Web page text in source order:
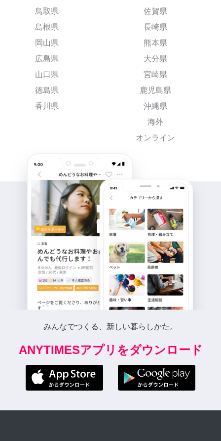
鳥取県
島根県
岡山県
広島県
山口県
徳島県
香川県
佐賀県
長崎県
熊本県
大分県
宮崎県
鹿児島県
沖縄県
海外
オンライン
みんなでつくる、新しい暮らしかた。
ANYTIMESアプリをダウンロード